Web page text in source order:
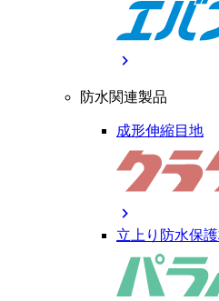
chevron_right
防水関連製品
成形伸縮目地
chevron_right
立上り防水保